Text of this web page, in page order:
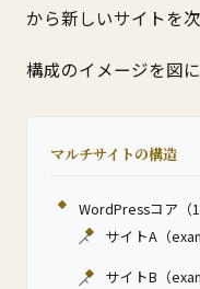
から新しいサイトを
構成のイメージを図
マルチサイトの構造
WordPressコア（1
サイトA（
サイトB（